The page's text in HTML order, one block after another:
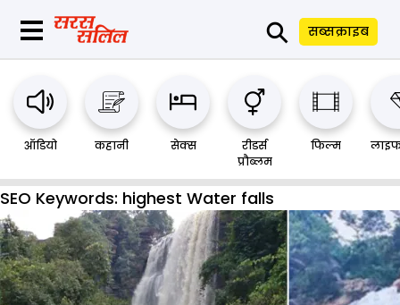
⚲ सब्सक्राइब
ऑडियो कहानी सेक्स
रीडर्स
प्रौब्लम
फिल्म
SEO Keywords: highest Water falls